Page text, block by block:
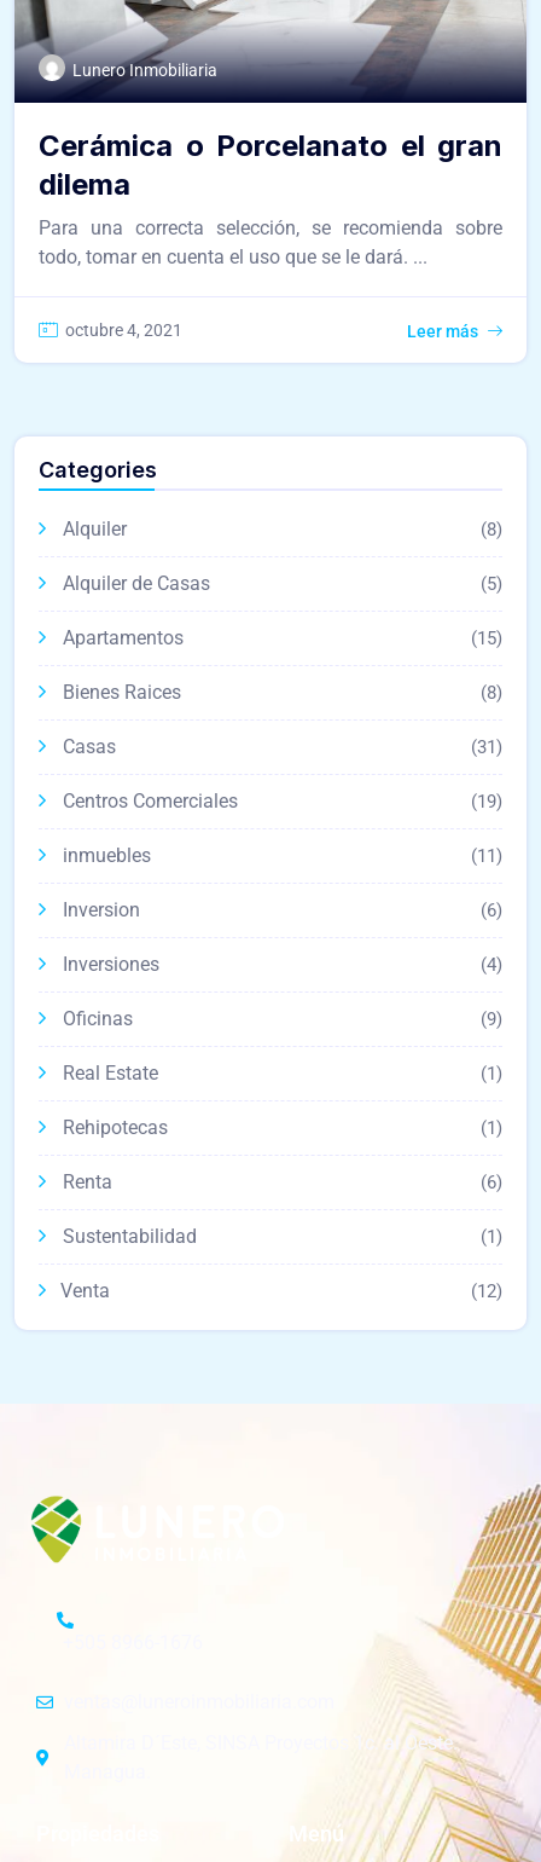
Lunero Inmobiliaria
Cerámica o Porcelanato el gran
dilema
Para una correcta selección, se recomienda sobre
todo, tomar en cuenta el uso que se le dará. ...
octubre 4, 2021 Leer más
Categories
Alquiler (8)
Alquiler de Casas (5)
Apartamentos (15)
Bienes Raices (8)
Casas (31)
Centros Comerciales (19)
inmuebles (11)
Inversion (6)
Inversiones (4)
Oficinas (9)
Real Estate (1)
Rehipotecas (1)
Renta (6)
Sustentabilidad (1)
Venta (12)
Altamira D´Este, SINSA Proyectos 1c. al Oeste.
Menú